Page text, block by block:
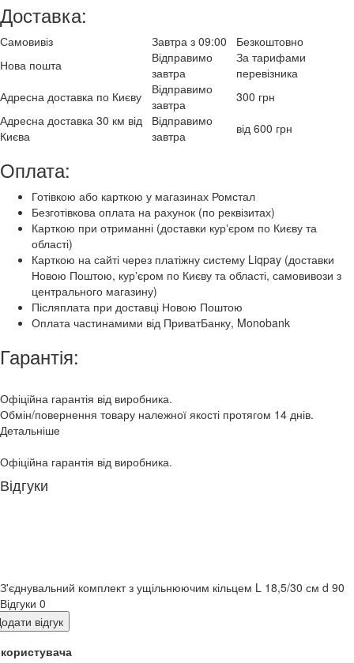
Доставка:
Самовивіз Завтра з 09:00
Безкоштовно
Нова пошта
Відправимо
завтра
За тарифами
перевізника
Адресна доставка по Києву
Відправимо
завтра
300 грн
Адресна доставка 30 км від
Києва
Відправимо
завтра
від 600 грн
Оплата:
Готівкою або карткою у магазинах Ромстал
Безготівкова оплата на рахунок (по реквізитах)
Карткою при отриманні (доставки курʼєром по Києву та
області)
Карткою на сайті через платіжну систему Liqpay (доставки
Новою Поштою, курʼєром по Києву та області, самовивози з
центрального магазину)
Післяплата при доставці Новою Поштою
Оплата частинамими від ПриватБанку, Monobank
Гарантія:
Офіційна гарантія від виробника.
Обмін/повернення товару належної якості протягом 14 днів.
Детальніше
Офіційна гарантія від виробника.
Відгуки
З'єднувальний комплект з ущільнюючим кільцем L 18,5/30 см d 90
Відгуки 0
відгук